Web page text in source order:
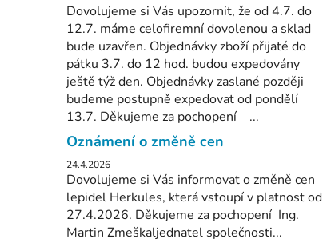
Dovolujeme si Vás upozornit, že od 4.7. do
12.7. máme celofiremní dovolenou a sklad
bude uzavřen. Objednávky zboží přijaté do
pátku 3.7. do 12 hod. budou expedovány
ještě týž den. Objednávky zaslané později
budeme postupně expedovat od pondělí
13.7. Děkujeme za pochopení ...
Oznámení o změně cen
24.4.2026
Dovolujeme si Vás informovat o změně cen
lepidel Herkules, která vstoupí v platnost od
27.4.2026. Děkujeme za pochopení Ing.
Martin Zmeškaljednatel společnosti...